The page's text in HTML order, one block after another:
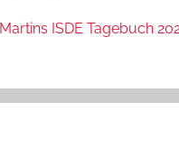
Martins ISDE Tagebuch